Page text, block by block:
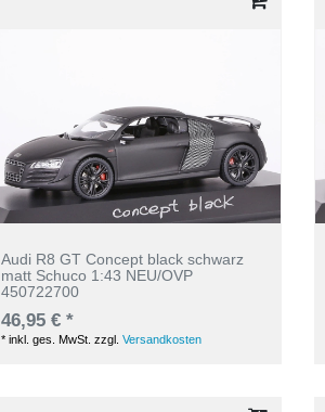
Audi R8 GT Concept black schwarz
matt Schuco 1:43 NEU/OVP
450722700
46,95 € *
*inkl. ges. MwSt. zzgl.Versandkosten